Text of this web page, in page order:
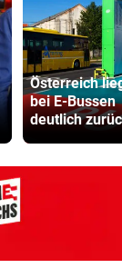
Österreich
bei E-Bussen
deutlich